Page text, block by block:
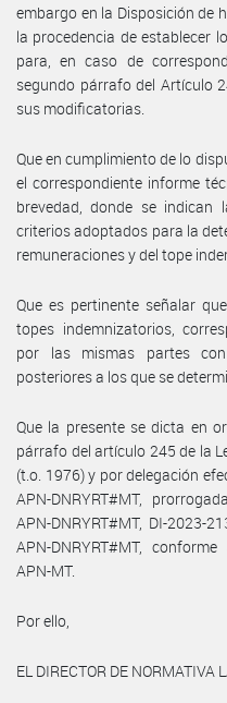
embargo en la Disposición de
la procedencia de establecer
para, en caso de
segundo párrafo del Artículo
sus modificatorias.
Que en cumplimiento de lo
el correspondiente informe
brevedad, donde se
criterios adoptados para la
remuneraciones y del tope
Que es pertinente señalar
topes indemnizatorios,
por las mismas partes
posteriores a los que se
Que la presente se dicta en
párrafo del artículo 245 de la
(t.o. 1976) y por delegación
APN-DNRYRT#MT,
APN-DNRYRT#MT, DI-2023-
APN-DNRYRT#MT,
APN-MT.
Por ello,
EL DIRECTOR DE NORMATIVA